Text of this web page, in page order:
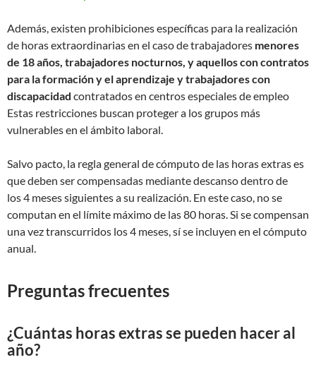
Además, existen prohibiciones específicas para la realización
de horas extraordinarias en el caso de trabajadores menores
de 18 años, trabajadores nocturnos, y aquellos con contratos
para la formación y el aprendizaje y trabajadores con
discapacidad contratados en centros especiales de empleo
Estas restricciones buscan proteger a los grupos más
vulnerables en el ámbito laboral.
Salvo pacto, la regla general de cómputo de las horas extras es
que deben ser compensadas mediante descanso dentro de
los 4 meses siguientes a su realización. En este caso, no se
computan en el límite máximo de las 80 horas. Si se compensan
una vez transcurridos los 4 meses, sí se incluyen en el cómputo
anual.
Preguntas frecuentes
¿Cuántas horas extras se pueden hacer al
año?